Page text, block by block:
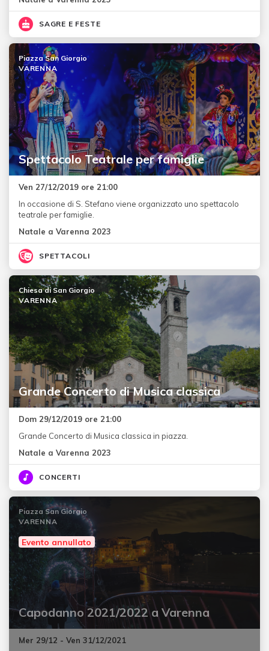
SAGRE E FESTE
Spettacolo Teatrale per famiglie
Piazza San Giorgio
VARENNA
Ven 27/12/2019 ore 21:00
In occasione di S. Stefano viene organizzato uno spettacolo
teatrale per famiglie.
Natale a Varenna 2023
SPETTACOLI
Grande Concerto di Musica classica
Chiesa di San Giorgio
VARENNA
Dom 29/12/2019 ore 21:00
Grande Concerto di Musica classica in piazza.
Natale a Varenna 2023
CONCERTI
Capodanno 2021/2022 a Varenna
Piazza San Giorgio
VARENNA
Evento annullato
Mer 29/12 - Ven 31/12/2021